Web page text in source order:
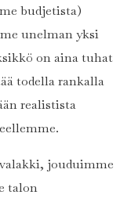
budjetista)
unelman yksi
on aina tuhat
todella rankalla
realistista
jouduimme
talon